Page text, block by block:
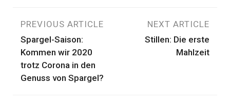
Beitragsnavigation
PREVIOUS ARTICLE
Spargel-Saison:
Kommen wir 2020
trotz Corona in den
Genuss von Spargel?
NEXT ARTICLE
Stillen: Die erste
Mahlzeit